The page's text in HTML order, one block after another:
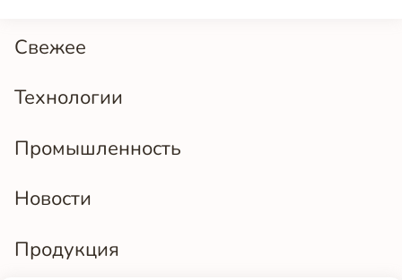
Свежее
Технологии
Промышленность
Новости
Продукция